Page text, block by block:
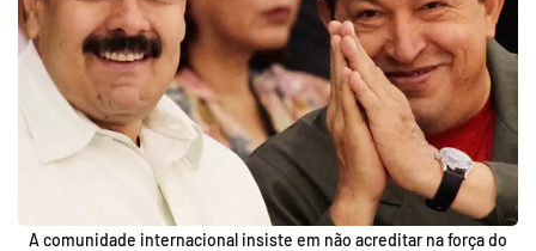
A comunidade internacional insiste em não acreditar na força do